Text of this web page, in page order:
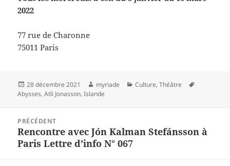
2022
77 rue de Charonne
75011 Paris
Publié
le
28 décembre 2021 Auteur
myriade Catégories
Culture,Théâtre
Abysses,Atli Jonasson,Islande
l’article
PRÉCÉDENT
Article
précédent :
Rencontre avec Jón Kalman Stefánsson à
Paris Lettre d’info N° 067